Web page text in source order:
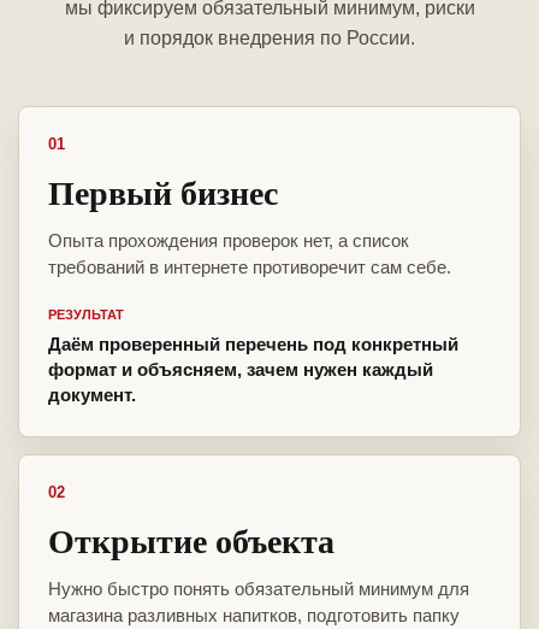
мы фиксируем обязательный минимум, риски
и порядок внедрения по России.
01
Первый бизнес
Опыта прохождения проверок нет, а список
требований в интернете противоречит сам себе.
РЕЗУЛЬТАТ
Даём проверенный перечень под конкретный
формат и объясняем, зачем нужен каждый
документ.
02
Открытие объекта
Нужно быстро понять обязательный минимум для
магазина разливных напитков, подготовить папку